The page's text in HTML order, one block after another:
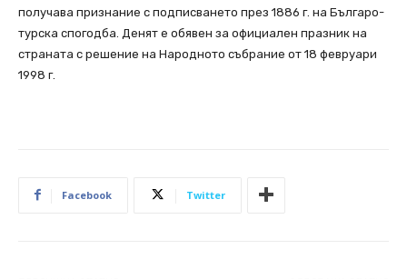
получава признание с подписването през 1886 г. на Българо-
турска спогодба. Денят е обявен за официален празник на
страната с решение на Народното събрание от 18 февруари
1998 г.
Facebook Twitter